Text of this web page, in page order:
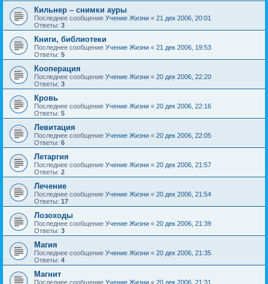
Кильнер – снимки ауры
Последнее сообщение Учение Жизни « 21 дек 2006, 20:01
Ответы: 3
Книги, библиотеки
Последнее сообщение Учение Жизни « 21 дек 2006, 19:53
Ответы: 5
Кооперация
Последнее сообщение Учение Жизни « 20 дек 2006, 22:20
Ответы: 3
Кровь
Последнее сообщение Учение Жизни « 20 дек 2006, 22:16
Ответы: 5
Левитация
Последнее сообщение Учение Жизни « 20 дек 2006, 22:05
Ответы: 6
Летаргия
Последнее сообщение Учение Жизни « 20 дек 2006, 21:57
Ответы: 2
Лечение
Последнее сообщение Учение Жизни « 20 дек 2006, 21:54
Ответы: 17
Лозоходы
Последнее сообщение Учение Жизни « 20 дек 2006, 21:39
Ответы: 3
Магия
Последнее сообщение Учение Жизни « 20 дек 2006, 21:35
Ответы: 4
Магнит
Последнее сообщение Учение Жизни « 20 дек 2006, 21:31